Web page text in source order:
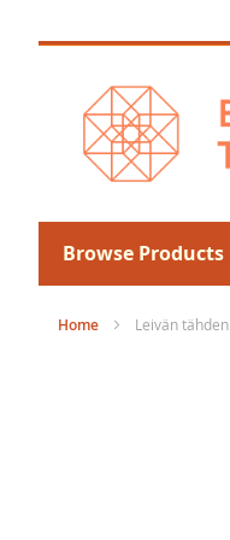
to
Browse Products
Home Leivän tähden